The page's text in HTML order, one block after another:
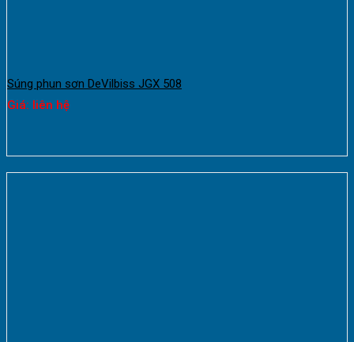
Súng phun sơn DeVilbiss JGX 508
Giá: liên hệ